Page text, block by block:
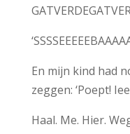
En mijn kind had
zeggen: ‘Poept!
Haal. Me. Hier.